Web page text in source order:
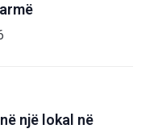
një lokal në